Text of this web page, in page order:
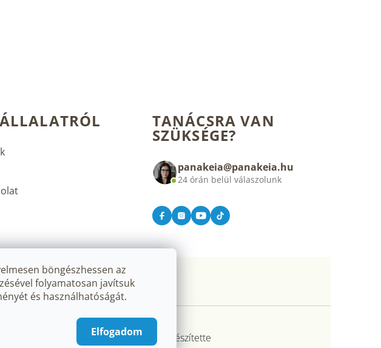
böngészhessen az
folyamatosan javítsuk
és használhatóságát.
Elfogadom
TANÁCSRA VAN
SZÜKSÉGE?
panakeia@panakeia.hu
24 órán belül válaszolunk
Shoptet Premium készítette